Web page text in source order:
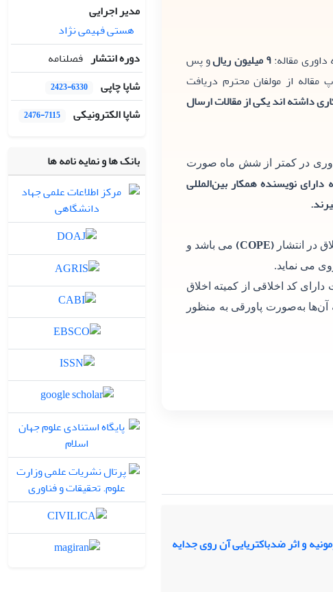
داوری مقاله:۹ میلیون ریال
و پس
مقاله از مولفان محترم دریافت
۱۰ مقاله با نشریه همکاری داشته اند یکی از مقالات ارسال
در کمتر از شش ماه صورت
نویسنده همکار بین‌المللی
در انتشار (COPE)
می باشد و
می نماید.
کد اخلاقی از کمیته اخلاق
به‌صورت پاورقی به منظور
و اثر ضدباکتریایی آن روی جدایه
مدیر اجرایی
هستی فهیمی نژاد
دوره انتشار فصلنامه
شاپا چاپی
2423-6330
شاپا الکترونیکی 2476-7115
بانک ها و نمایه نامه ها